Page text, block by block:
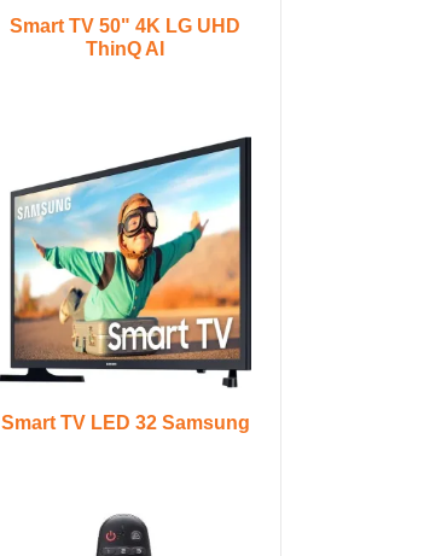
Smart TV 50" 4K LG UHD
ThinQ AI
Smart TV LED 32 Samsung